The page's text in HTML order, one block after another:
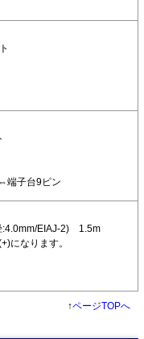
端子台9ピン
:4.0mm/EIAJ-2) 1.5m
になります。
↑ページTOPへ